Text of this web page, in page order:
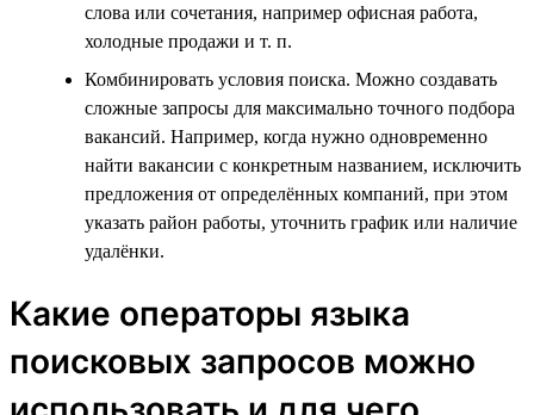
слова или сочетания, например офисная работа,
холодные продажи и т. п.
Комбинировать условия поиска. Можно создавать
сложные запросы для максимально точного подбора
вакансий. Например, когда нужно одновременно
найти вакансии с конкретным названием, исключить
предложения от определённых компаний, при этом
указать район работы, уточнить график или наличие
удалёнки.
Какие операторы языка
поисковых запросов можно